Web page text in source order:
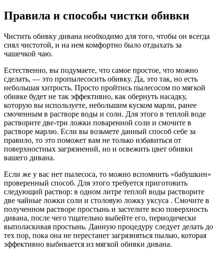
Правила и способы чистки обивки
Чистить обивку дивана необходимо для того, чтобы он всегда
сиял чистотой, и на нем комфортно было отдыхать за
чашечкой чаю.
Естественно, вы подумаете, что самое простое, что можно
сделать, — это пропылесосить обивку. Да, это так, но есть
небольшая хитрость. Просто пройтись пылесосом по мягкой
обивке будет не так эффективно, как обернуть насадку,
которую вы используете, небольшим куском марли, ранее
смоченным в растворе воды и соли. Для этого в теплой воде
растворите две-три ложки поваренной соли и смочите в
растворе марлю. Если вы возьмете данный способ себе за
правило, то это поможет вам не только избавиться от
поверхностных загрязнений, но и освежить цвет обивки
вашего дивана.
Если же у вас нет пылесоса, то можно вспомнить «бабушкин»
проверенный способ. Для этого требуется приготовить
следующий раствор: в одном литре теплой воды растворите
две чайные ложки соли и столовую ложку уксуса . Смочите в
полученном растворе простынь и застелите всю поверхность
дивана, после чего тщательно выбейте его, периодически
выполаскивая простынь. Данную процедуру следует делать до
тех пор, пока она не перестанет загрязняться пылью, которая
эффективно выбивается из мягкой обивки дивана.